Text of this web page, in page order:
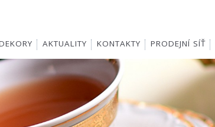
AKTUALITY KONTAKTY PRODEJNÍ SÍŤ